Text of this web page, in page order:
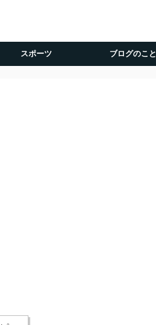
スポーツ ブログのこと